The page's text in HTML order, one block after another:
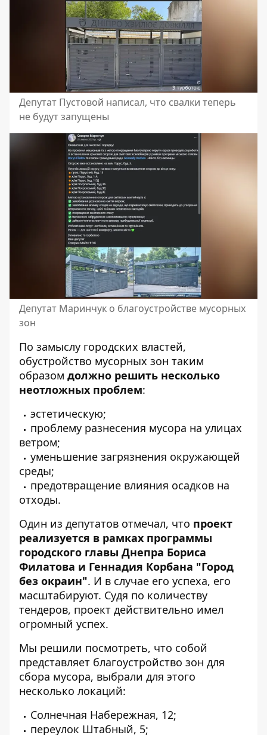
Депутат Пустовой написал, что свалки теперь
не будут запущены
Депутат Маринчук о благоустройстве мусорных
зон
По замыслу городских властей,
обустройство мусорных зон таким
образом должно решить несколько
неотложных проблем:
эстетическую;
проблему разнесения мусора на улицах
ветром;
уменьшение загрязнения окружающей
среды;
предотвращение влияния осадков на
отходы.
Один из депутатов отмечал, что проект
реализуется в рамках программы
городского главы Днепра Бориса
Филатова и Геннадия Корбана "Город
без окраин". И в случае его успеха, его
масштабируют. Судя по количеству
тендеров, проект действительно имел
огромный успех.
Мы решили посмотреть, что собой
представляет благоустройство зон для
сбора мусора, выбрали для этого
несколько локаций:
Солнечная Набережная, 12;
переулок Штабный, 5;